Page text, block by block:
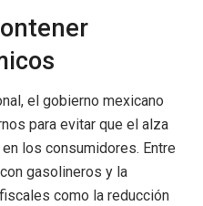
el gobierno mexicano
para evitar que el alza
los consumidores. Entre
gasolineros y la
como la reducción